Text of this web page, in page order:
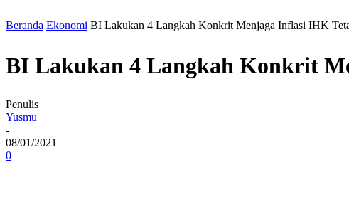
Beranda Ekonomi BI Lakukan 4 Langkah Konkrit Menjaga Inflasi IHK
BI Lakukan 4 Langkah Konkrit
Penulis
Yusmu
-
08/01/2021
0